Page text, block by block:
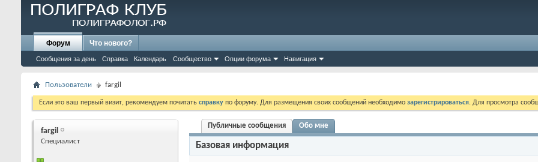
Форум
Сообщения за день Справка Календарь Сообщество Опции форума Навигация
Что нового?
Пользователи fargil
Если это ваш первый визит, рекомендуем почитать справку по форуму. Для размещения своих сообщений необходимо зарегистрироваться. Для просмотра
fargil
Специалист
Публичные сообщения Обо мне
Базовая информация